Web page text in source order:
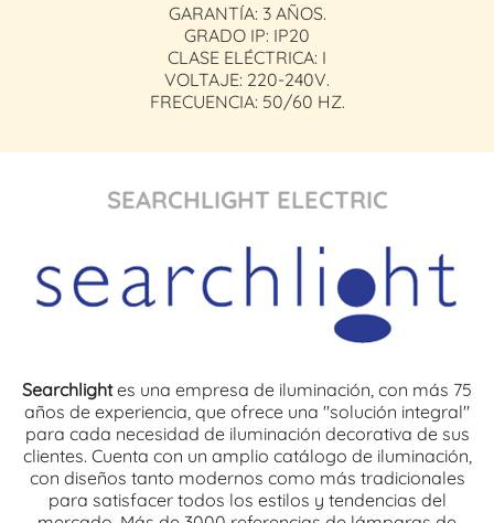
GARANTÍA: 3 AÑOS.
GRADO IP: IP20
CLASE ELÉCTRICA: I
VOLTAJE: 220-240V.
FRECUENCIA: 50/60 HZ.
SEARCHLIGHT ELECTRIC
Searchlightes una empresa de iluminación, con más 75
años de experiencia, que ofrece una "solución integral"
para cada necesidad de iluminación decorativa de sus
clientes. Cuenta con un amplio catálogo de iluminación,
con diseños tanto modernos como más tradicionales
para satisfacer todos los estilos y tendencias del